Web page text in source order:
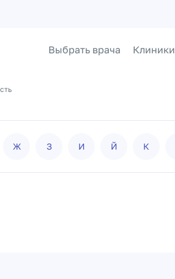
Выбрать врача Клиники
Ж З И Й К